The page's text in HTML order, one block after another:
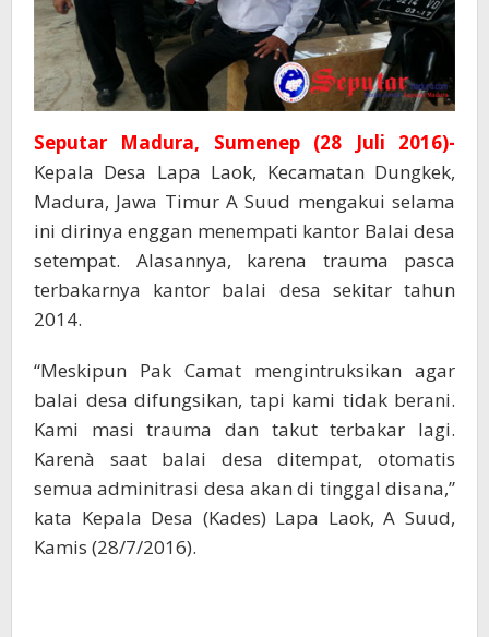
Seputar Madura, Sumenep (28 Juli 2016)-
Kepala Desa Lapa Laok, Kecamatan Dungkek,
Madura, Jawa Timur A Suud mengakui selama
ini dirinya enggan menempati kantor Balai desa
setempat. Alasannya, karena trauma pasca
terbakarnya kantor balai desa sekitar tahun
2014.
“Meskipun Pak Camat mengintruksikan agar
balai desa difungsikan, tapi kami tidak berani.
Kami masi trauma dan takut terbakar lagi.
Karenà saat balai desa ditempat, otomatis
semua adminitrasi desa akan di tinggal disana,”
kata Kepala Desa (Kades) Lapa Laok, A Suud,
Kamis (28/7/2016).